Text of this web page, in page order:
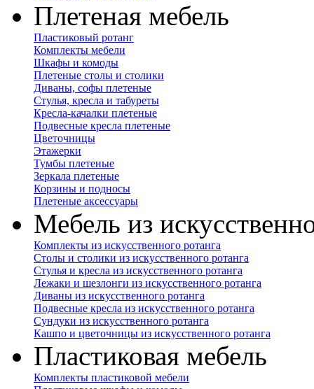
Плетеная мебель
Пластиковый ротанг
Комплекты мебели
Шкафы и комоды
Плетеные столы и столики
Диваны, софы плетеные
Стулья, кресла и табуреты
Кресла-качалки плетеные
Подвесные кресла плетеные
Цветочницы
Этажерки
Тумбы плетеные
Зеркала плетеные
Корзины и подносы
Плетеные аксессуары
Мебель из
Комплекты из искусственного ротанга
Столы и столики из искусственного ротанга
Стулья и кресла из искусственного ротанга
Лежаки и шезлонги из искусственного ротанга
Диваны из искусственного ротанга
Подвесные кресла из искусственного ротанга
Сундуки из искусственного ротанга
Кашпо и цветочницы из искусственного ротанга
Пластиковая мебель
Комплекты пластиковой мебели